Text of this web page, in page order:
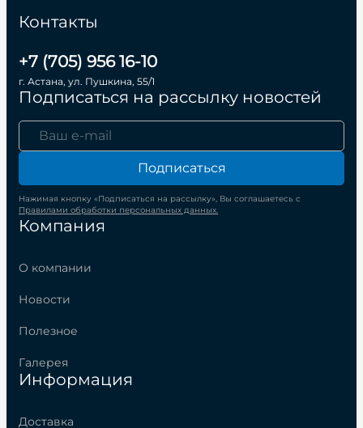
Компания
О компании
Новости
Полезное
Галерея
Информация
Доставка
Контакты
+7 (705) 956 16-10
г. Астана, ул. Пушкина, 55/1
Подписаться на рассылку новостей
Подписаться
Нажимая кнопку «Подписаться на рассылку», Вы соглашаетесь с
Правилами обработки персональных данных.